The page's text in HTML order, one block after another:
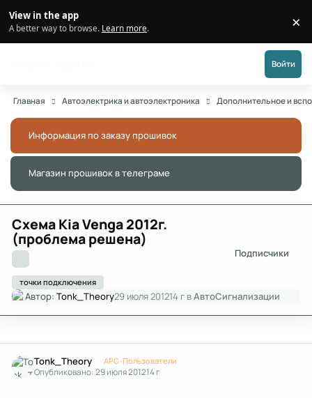
View in the app
A better way to browse. Learn more. ×
Войти
Главная Автоэлектрика и автоэлектроника Дополнительное и
Информация по заказу прошивок
Магазин прошивок в телеграме
Схема Kia Venga 2012г.
(проблема решена)
точки подключения
Подписчики
Автор:Tonk_Theory29 июля 201214 г вАвтоСигнализации
Tonk_Theory APC-Пользователи
Опубликовано:29 июля 201214 г